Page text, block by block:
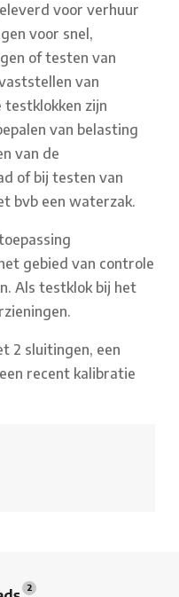
voor verhuur
voor snel,
of testen van
van
zijn
van belasting
van de
of bij testen van
bvb een waterzak.
gebied van controle
Als testklok bij het
2 sluitingen, een
recent kalibratie
2